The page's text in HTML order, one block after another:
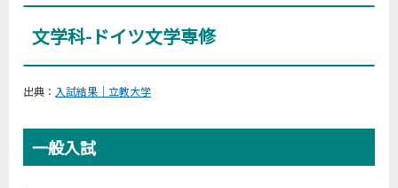
立教大-文-英米文＜全学部3教科＞
2008
20 339 326 65
5.0
2009
文学科-ドイツ文学専修
出典： 入試結果｜立教大学
一般入試